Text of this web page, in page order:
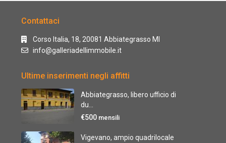
Contattaci
Corso Italia, 18, 20081 Abbiategrasso MI
info@galleriadellimmobile.it
Ultime inserimenti negli affitti
Abbiategrasso, libero ufficio di
du...
€500 mensili
Vigevano, ampio quadrilocale